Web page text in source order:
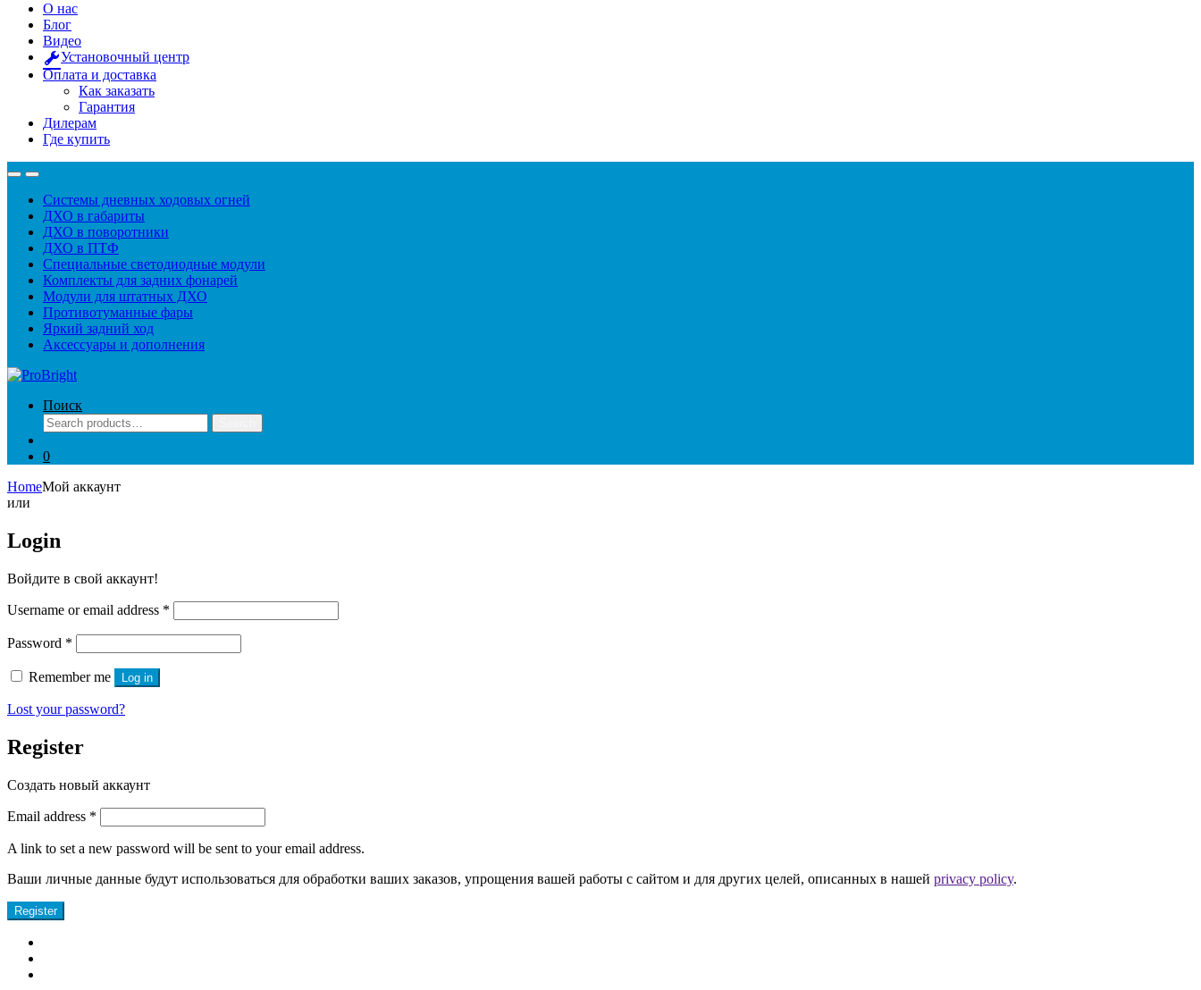
О нас
Блог
Видео
Установочный центр
Оплата и доставка
Как заказать
Гарантия
Дилерам
Где купить
Системы дневных ходовых огней
ДХО в габариты
ДХО в поворотники
ДХО в ПТФ
Специальные светодиодные модули
Комплекты для задних фонарей
Модули для штатных ДХО
Противотуманные фары
Яркий задний ход
Аксессуары и дополнения
Поиск
Search
for:
0
HomeМой аккаунт
или
Login
Войдите в свой аккаунт!
Username or email address *
Password *
Remember me Log in
Lost your password?
Register
Создать новый аккаунт
Email address *
A link to set a new password will be sent to your email address.
Ваши личные данные будут использоваться для обработки ваших заказов, упрощения вашей работы с сайтом и для других целей, описанных в нашей privacy policy.
Register